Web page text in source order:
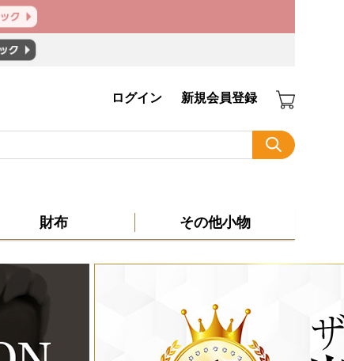
ログイン 新規会員登録
財布 その他小物